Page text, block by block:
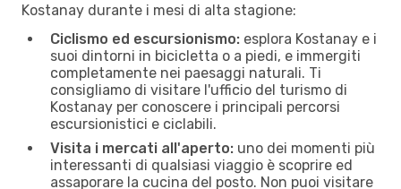
Kostanay durante i mesi di alta stagione:
Ciclismo ed escursionismo: esplora Kostanay e i
suoi dintorni in bicicletta o a piedi, e immergiti
completamente nei paesaggi naturali. Ti
consigliamo di visitare l'ufficio del turismo di
Kostanay per conoscere i principali percorsi
escursionistici e ciclabili.
Visita i mercati all'aperto: uno dei momenti più
interessanti di qualsiasi viaggio è scoprire ed
assaporare la cucina del posto. Non puoi visitare